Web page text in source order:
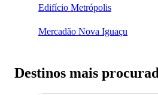
Edifício Metrópolis
Mercadão Nova Iguaçu
Destinos mais